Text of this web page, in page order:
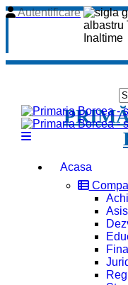
Autentificare
Acasa